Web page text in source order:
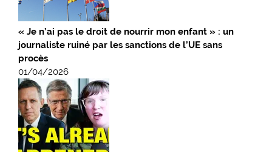
« Je n’ai pas le droit de nourrir mon enfant » : un
journaliste ruiné par les sanctions de l’UE sans
procès
01/04/2026